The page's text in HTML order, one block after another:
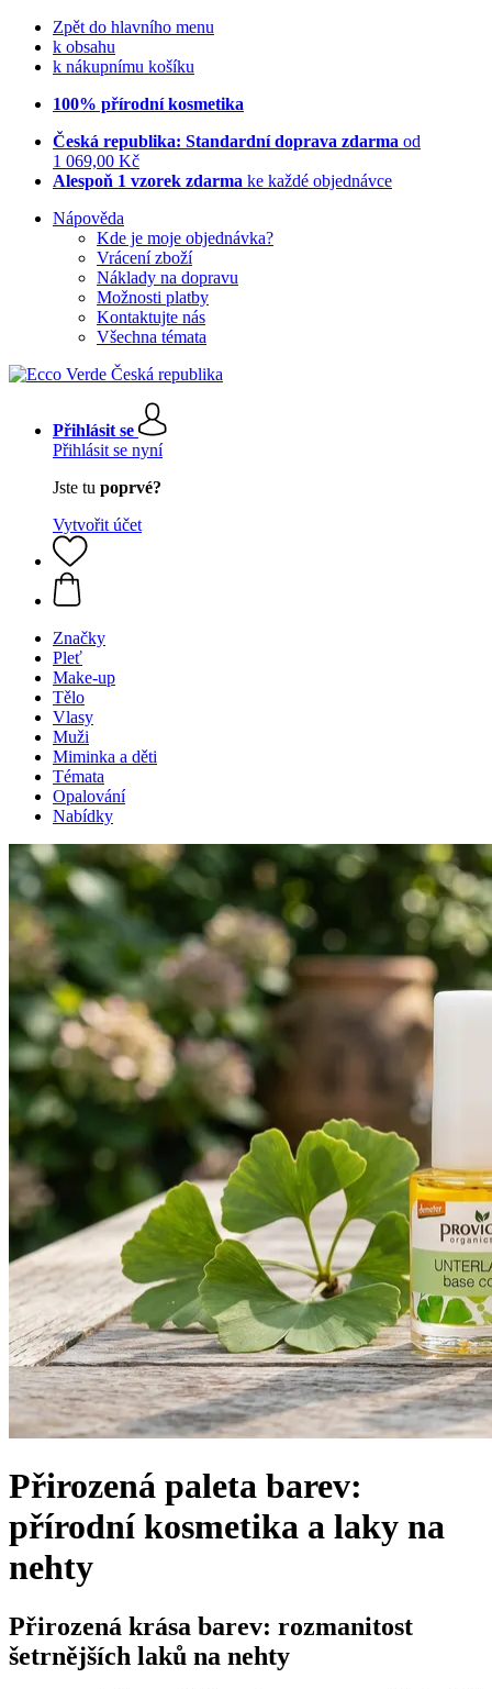
Zpět do hlavního menu
k obsahu
k nákupnímu košíku
100% přírodní kosmetika
Česká republika: Standardní doprava zdarma od
1 069,00 Kč
Alespoň 1 vzorek zdarma ke každé objednávce
Nápověda
Kde je moje objednávka?
Vrácení zboží
Náklady na dopravu
Možnosti platby
Kontaktujte nás
Všechna témata
Přihlásit se
Přihlásit se nyní
Jste tu poprvé?
Vytvořit účet
Značky
Pleť
Make-up
Tělo
Vlasy
Muži
Miminka a děti
Témata
Opalování
Nabídky
Přirozená paleta barev:
přírodní kosmetika a laky na
nehty
Přirozená krása barev: rozmanitost
šetrnějších laků na nehty